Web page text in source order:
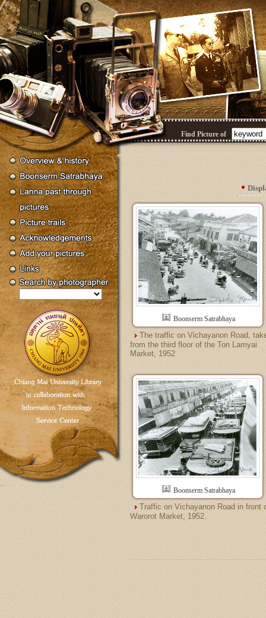
Find Picture of
Boonserm Satrabhaya
The traffic on Vichayanon Road,
from the third floor of the Ton Lamyai
Market, 1952
Boonserm Satrabhaya
Traffic on Vichayanon Road in front
Warorot Market, 1952.